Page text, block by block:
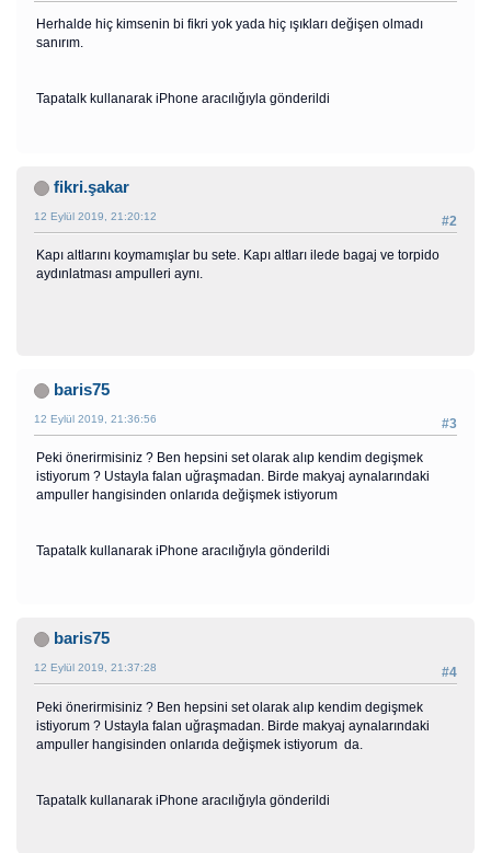
Herhalde hiç kimsenin bi fikri yok yada hiç ışıkları değişen olmadı
sanırım.
Tapatalk kullanarak iPhone aracılığıyla gönderildi
fikri.şakar
#2
12 Eylül 2019, 21:20:12
Kapı altlarını koymamışlar bu sete. Kapı altları ilede bagaj ve torpido
aydınlatması ampulleri aynı.
baris75
#3
12 Eylül 2019, 21:36:56
Peki önerirmisiniz ? Ben hepsini set olarak alıp kendim degişmek
istiyorum ? Ustayla falan uğraşmadan. Birde makyaj aynalarındaki
ampuller hangisinden onlarıda değişmek istiyorum
Tapatalk kullanarak iPhone aracılığıyla gönderildi
baris75
#4
12 Eylül 2019, 21:37:28
Peki önerirmisiniz ? Ben hepsini set olarak alıp kendim degişmek
istiyorum ? Ustayla falan uğraşmadan. Birde makyaj aynalarındaki
ampuller hangisinden onlarıda değişmek istiyorum da.
Tapatalk kullanarak iPhone aracılığıyla gönderildi